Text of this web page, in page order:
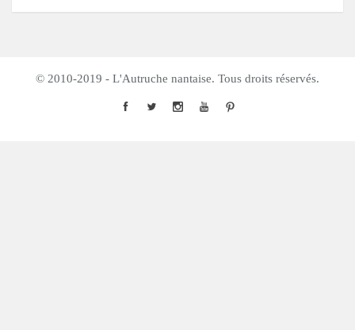
© 2010-2019 - L'Autruche nantaise. Tous droits réservés.